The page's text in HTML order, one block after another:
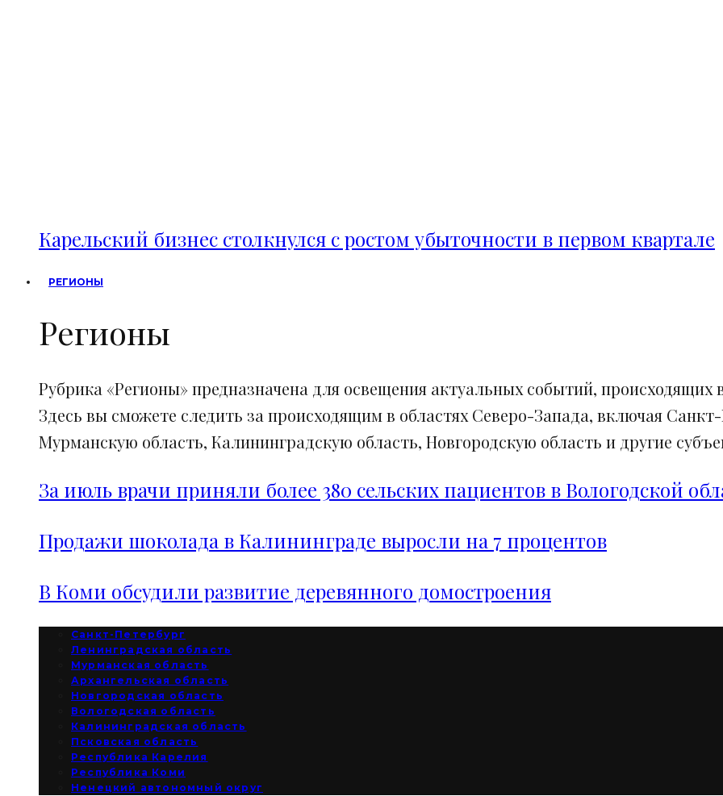
Карельский бизнес столкнулся с ростом убыточности в первом квартале
РЕГИОНЫ
Регионы
Рубрика «Регионы» предназначена для освещения актуальных событий, происходящих
Здесь вы сможете следить за происходящим в областях Северо-Запада, включая
Мурманскую область, Калининградскую область, Новгородскую область и другие
За июль врачи приняли более 380 сельских пациентов в Вологодской
Продажи шоколада в Калининграде выросли на 7 процентов
В Коми обсудили развитие деревянного домостроения
Санкт-Петербург
Ленинградская область
Мурманская область
Архангельская область
Новгородская область
Вологодская область
Калининградская область
Псковская область
Республика Карелия
Республика Коми
Ненецкий автономный округ